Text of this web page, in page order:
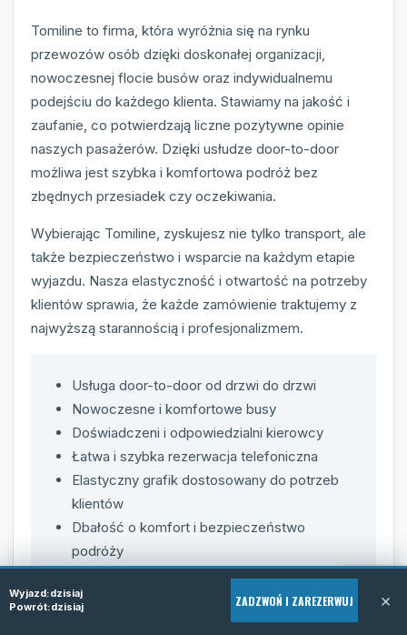
Tomiline to firma, która wyróżnia się na rynku
przewozów osób dzięki doskonałej organizacji,
nowoczesnej flocie busów oraz indywidualnemu
podejściu do każdego klienta. Stawiamy na jakość i
zaufanie, co potwierdzają liczne pozytywne opinie
naszych pasażerów. Dzięki usłudze door-to-door
możliwa jest szybka i komfortowa podróż bez
zbędnych przesiadek czy oczekiwania.
Wybierając Tomiline, zyskujesz nie tylko transport, ale
także bezpieczeństwo i wsparcie na każdym etapie
wyjazdu. Nasza elastyczność i otwartość na potrzeby
klientów sprawia, że każde zamówienie traktujemy z
najwyższą starannością i profesjonalizmem.
Usługa door-to-door od drzwi do drzwi
Nowoczesne i komfortowe busy
Doświadczeni i odpowiedzialni kierowcy
Łatwa i szybka rezerwacja telefoniczna
Elastyczny grafik dostosowany do potrzeb
klientów
Dbałość o komfort i bezpieczeństwo
podróży
Indywidualne podejście do każdego
pasażera
Wyjazd:dzisiaj
Powrót:dzisiaj ZADZWOŃ I ZAREZERWUJ ×